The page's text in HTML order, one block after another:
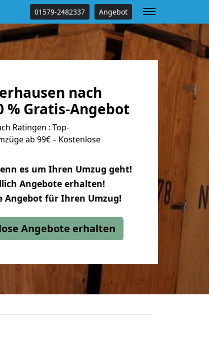
01579-2482337 Angebot
nach
% Gratis-Angebot
Ratingen : Top-
ab 99€ – Kostenlose
es um Ihren Umzug geht!
Angebote erhalten!
Angebot für Ihren Umzug!
Angebote erhalten